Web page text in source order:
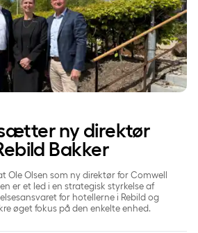
ny direktør
Bakker
Ole Olsen som ny direktør for Comwell
er et led i en strategisk styrkelse af
for hotellerne i Rebild og
øget fokus på den enkelte enhed.